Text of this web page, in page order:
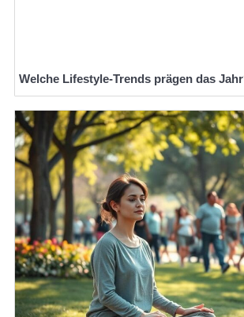
Welche Lifestyle-Trends prägen das